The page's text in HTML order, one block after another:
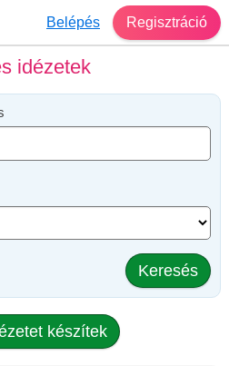
Belépés Regisztráció
idézetek
Keresés
készítek